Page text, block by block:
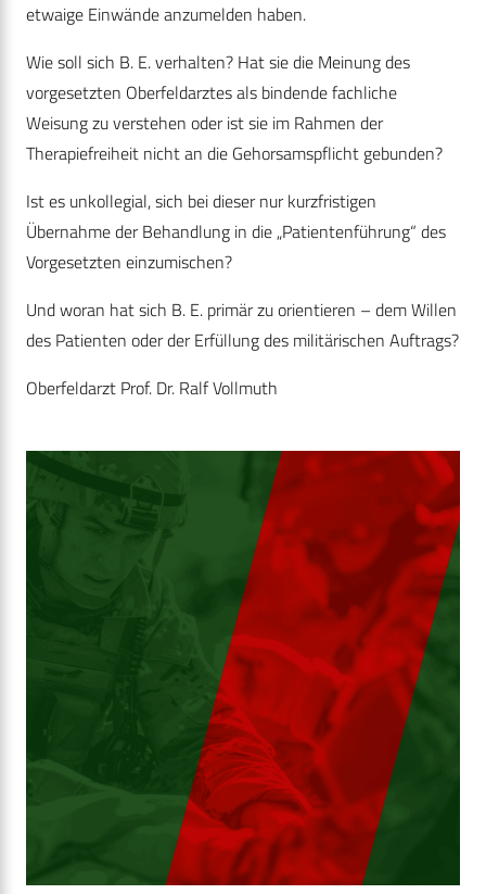
etwaige Einwände anzumelden haben.
Wie soll sich B. E. verhalten? Hat sie die Meinung des
vorgesetzten Oberfeldarztes als bindende fachliche
Weisung zu verstehen oder ist sie im Rahmen der
Therapiefreiheit nicht an die Gehorsamspflicht gebunden?
Ist es unkollegial, sich bei dieser nur kurzfristigen
Übernahme der Behandlung in die „Patientenführung“ des
Vorgesetzten einzumischen?
Und woran hat sich B. E. primär zu orientieren – dem Willen
des Patienten oder der Erfüllung des militärischen Auftrags?
Oberfeldarzt Prof. Dr. Ralf Vollmuth